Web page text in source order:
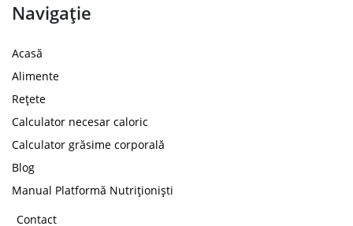
Navigație
Acasă
Alimente
Rețete
Calculator necesar caloric
Calculator grăsime corporală
Blog
Manual Platformă Nutriționiști
Contact